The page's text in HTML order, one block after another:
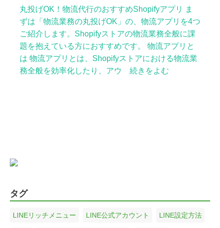
丸投げOK！物流代行のおすすめShopifyアプリ ま
ずは「物流業務の丸投げOK」の、物流アプリを4つ
ご紹介します。Shopifyストアの物流業務全般に課
題を抱えている方におすすめです。 物流アプリと
は 物流アプリとは、Shopifyストアにおける物流業
務全般を効率化したり、アウ 続きをよむ
タグ
LINEリッチメニュー LINE公式アカウント LINE設定方法